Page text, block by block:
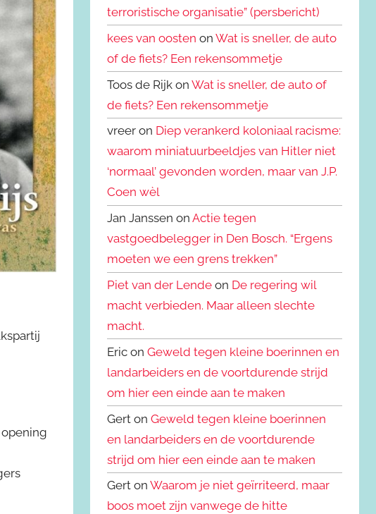
terroristische organisatie” (persbericht)
kees van oosten onWat is sneller, de auto
of de fiets? Een rekensommetje
Toos de Rijk onWat is sneller, de auto of
de fiets? Een rekensommetje
vreer on Diep verankerd koloniaal racisme:
waarom miniatuurbeeldjes van Hitler niet
‘normaal’ gevonden worden, maar van J.P.
Coen wèl
Jan Janssen onActie tegen
vastgoedbelegger in Den Bosch. “Ergens
moeten we een grens trekken”
Piet van der Lende on De regering wil
macht verbieden. Maar alleen slechte
macht.
Eric onGeweld tegen kleine boerinnen en
landarbeiders en de voortdurende strijd
om hier een einde aan te maken
Gert onGeweld tegen kleine boerinnen
en landarbeiders en de voortdurende
strijd om hier een einde aan te maken
Gert onWaarom je niet geïrriteerd, maar
boos moet zijn vanwege de hitte